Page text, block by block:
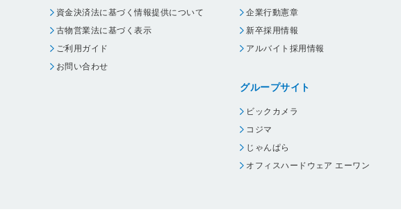
資金決済法に基づく情報提供について
古物営業法に基づく表示
ご利用ガイド
お問い合わせ
企業行動憲章
新卒採用情報
アルバイト採用情報
グループサイト
ビックカメラ
コジマ
じゃんぱら
オフィスハードウェア エーワン